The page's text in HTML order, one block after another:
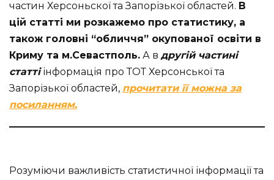
частин Херсоньскої та Запорізької областей. В
цій статті ми розкажемо про статистику, а
також головні “обличчя” окупованої освіти в
Криму та м.Севастполь. А в другій частині
статті інформація про ТОТ Херсонської та
Запорізької областей, прочитати її можна за
посиланням.
Розуміючи важливість статистичної інформації та